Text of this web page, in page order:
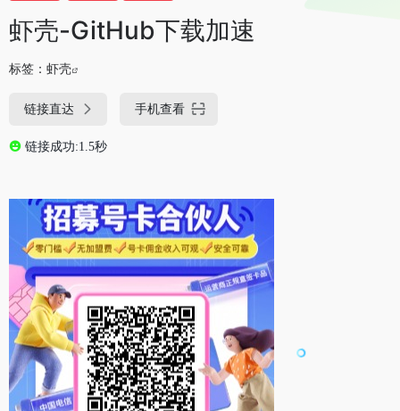
虾壳-GitHub下载加速
标签： 虾壳
链接直达 手机查看
链接成功:1.5秒